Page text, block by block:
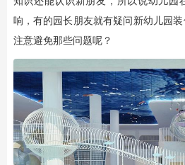
响，有的园长朋友就有疑问新幼儿园
注意避免那些问题呢？